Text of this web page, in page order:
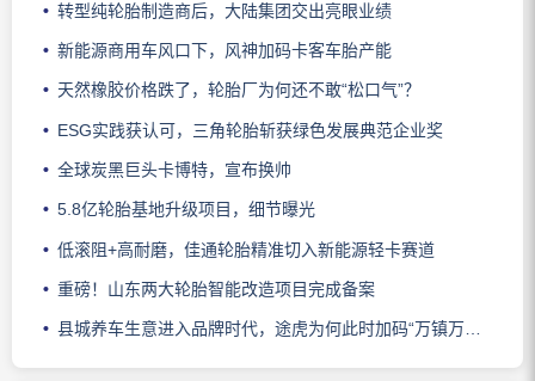
转型纯轮胎制造商后，大陆集团交出亮眼业绩
新能源商用车风口下，风神加码卡客车胎产能
天然橡胶价格跌了，轮胎厂为何还不敢“松口气”？
ESG实践获认可，三角轮胎斩获绿色发展典范企业奖
全球炭黑巨头卡博特，宣布换帅
5.8亿轮胎基地升级项目，细节曝光
低滚阻+高耐磨，佳通轮胎精准切入新能源轻卡赛道
重磅！山东两大轮胎智能改造项目完成备案
县城养车生意进入品牌时代，途虎为何此时加码“万镇万店”？